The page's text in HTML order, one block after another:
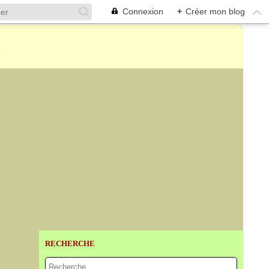
Connexion + Créer mon blog
RECHERCHE